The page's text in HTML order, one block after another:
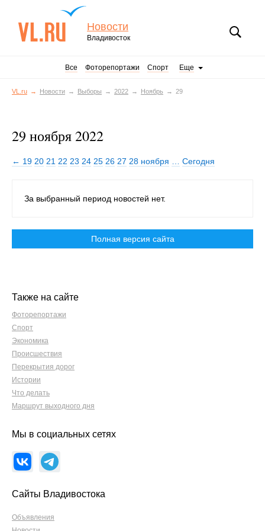
Новости
Владивосток
Все Фоторепортажи Спорт Еще
VL.ru Новости Выборы 2022 Ноябрь 29
29 ноября 2022
← 19 20 21 22 23 24 25 26 27 28 ноября Сегодня
За выбранный период новостей нет.
Полная версия сайта
Также на сайте
Фоторепортажи
Спорт
Экономика
Происшествия
Перекрытия дорог
Истории
Что делать
Маршрут выходного дня
Мы в социальных сетях
Сайты Владивостока
Объявления